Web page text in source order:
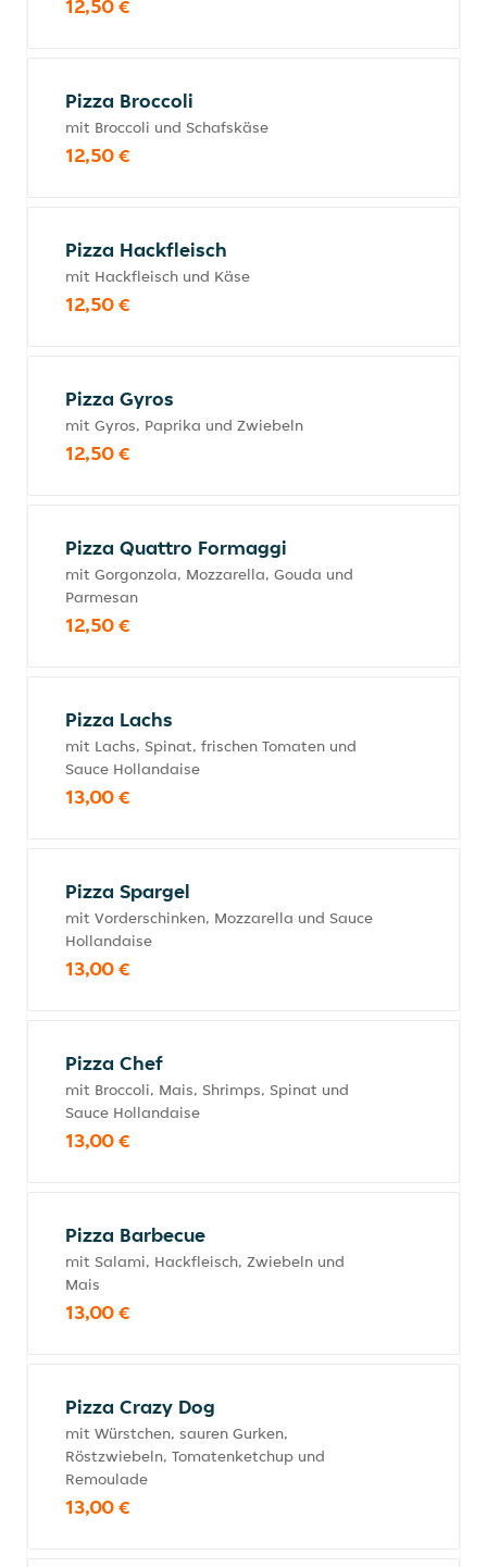
12,50 €
Pizza Broccoli
mit Broccoli und Schafskäse
12,50 €
Pizza Hackfleisch
mit Hackfleisch und Käse
12,50 €
Pizza Gyros
mit Gyros, Paprika und Zwiebeln
12,50 €
Pizza Quattro Formaggi
mit Gorgonzola, Mozzarella, Gouda und
Parmesan
12,50 €
Pizza Lachs
mit Lachs, Spinat, frischen Tomaten und
Sauce Hollandaise
13,00 €
Pizza Spargel
mit Vorderschinken, Mozzarella und Sauce
Hollandaise
13,00 €
Pizza Chef
mit Broccoli, Mais, Shrimps, Spinat und
Sauce Hollandaise
13,00 €
Pizza Barbecue
mit Salami, Hackfleisch, Zwiebeln und
Mais
13,00 €
Pizza Crazy Dog
mit Würstchen, sauren Gurken,
Röstzwiebeln, Tomatenketchup und
Remoulade
13,00 €